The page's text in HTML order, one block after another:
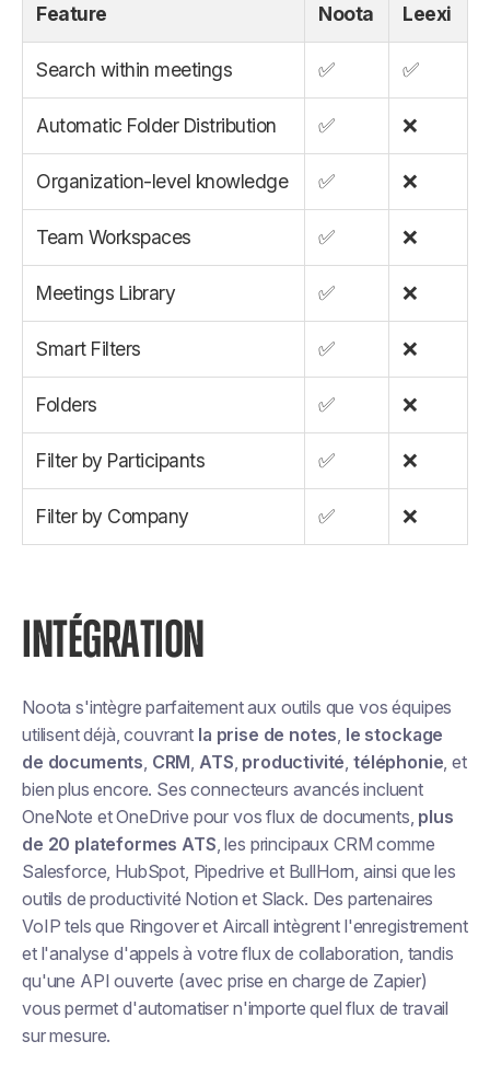
Feature Noota Leexi
Search within meetings ✅ ✅
Automatic Folder Distribution ✅ ❌
Organization-level knowledge ✅ ❌
Team Workspaces ✅ ❌
Meetings Library ✅ ❌
Smart Filters ✅ ❌
Folders ✅ ❌
Filter by Participants ✅ ❌
Filter by Company ✅ ❌
INTÉGRATION
Noota s'intègre parfaitement aux outils que vos équipes
utilisent déjà, couvrant la prise de notes le stockage
de documents CRM ATS productivité téléphonie , et
bien plus encore. Ses connecteurs avancés incluent
OneNote et OneDrive pour vos flux de documents, plus
de 20 plateformes ATS , les principaux CRM comme
Salesforce, HubSpot, Pipedrive et BullHorn, ainsi que les
outils de productivité Notion et Slack. Des partenaires
VoIP tels que Ringover et Aircall intègrent l'enregistrement
et l'analyse d'appels à votre flux de collaboration, tandis
qu'une API ouverte (avec prise en charge de Zapier)
vous permet d'automatiser n'importe quel flux de travail
sur mesure.